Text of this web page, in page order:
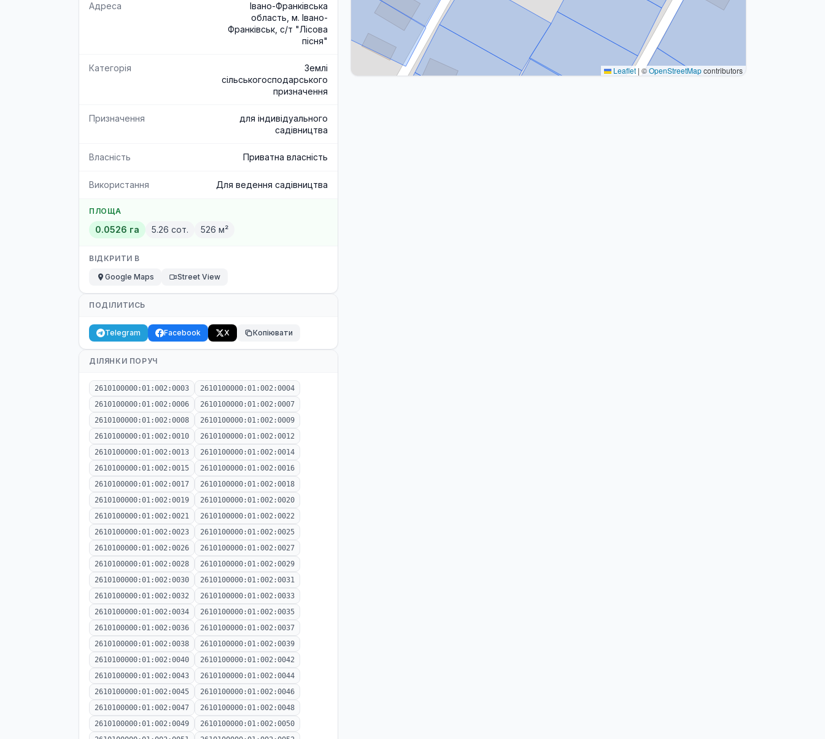
Адреса
Івано-Франківська
область, м. Івано-
Франківськ, с/т "Лісова
пісня"
Категорія
Землі
сільськогосподарського
призначення
Призначення
для індивідуального
садівництва
Власність Приватна власність
Використання Для ведення садівництва
ПЛОЩА
0.0526 га 5.26 сот. 526 м²
ВІДКРИТИ В
Google Maps
Street View
ПОДІЛИТИСЬ
Telegram Facebook X Копіювати
ДІЛЯНКИ ПОРУЧ
2610100000:01:002:0003
2610100000:01:002:0004
2610100000:01:002:0006
2610100000:01:002:0007
2610100000:01:002:0008
2610100000:01:002:0009
2610100000:01:002:0010
2610100000:01:002:0012
2610100000:01:002:0013
2610100000:01:002:0014
2610100000:01:002:0015
2610100000:01:002:0016
2610100000:01:002:0017
2610100000:01:002:0018
2610100000:01:002:0019
2610100000:01:002:0020
2610100000:01:002:0021
2610100000:01:002:0022
2610100000:01:002:0023
2610100000:01:002:0025
2610100000:01:002:0026
2610100000:01:002:0027
2610100000:01:002:0028
2610100000:01:002:0029
2610100000:01:002:0030
2610100000:01:002:0031
2610100000:01:002:0032
2610100000:01:002:0033
2610100000:01:002:0034
2610100000:01:002:0035
2610100000:01:002:0036
2610100000:01:002:0037
2610100000:01:002:0038
2610100000:01:002:0039
2610100000:01:002:0040
2610100000:01:002:0042
2610100000:01:002:0043
2610100000:01:002:0044
2610100000:01:002:0045
2610100000:01:002:0046
2610100000:01:002:0047
2610100000:01:002:0048
2610100000:01:002:0049
2610100000:01:002:0050
Leaflet | ©OpenStreetMapcontributors